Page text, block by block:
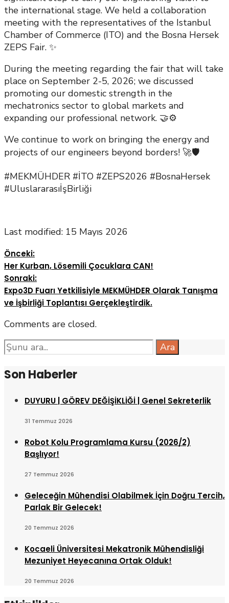
the international stage. We held a collaboration
meeting with the representatives of the Istanbul
Chamber of Commerce (ITO) and the Bosna Hersek
ZEPS Fair. ✨
During the meeting regarding the fair that will take
place on September 2-5, 2026; we discussed
promoting our domestic strength in the
mechatronics sector to global markets and
expanding our professional network. 🤝⚙️
We continue to work on bringing the energy and
projects of our engineers beyond borders! 🚀🛡️
#MEKMÜHDER #İTO #ZEPS2026 #BosnaHersek
#UluslararasıİşBirliği
Last modified: 15 Mayıs 2026
Önceki:
Her Kurban, Lösemili Çocuklara CAN!
Sonraki:
Expo3D Fuarı Yetkilisiyle MEKMÜHDER Olarak Tanışma
ve İşbirliği Toplantısı Gerçekleştirdik.
Comments are closed.
Search
for:
Ara
Son Haberler
DUYURU | GÖREV DEĞİŞİKLİĞİ | Genel Sekreterlik
31 Temmuz 2026
Robot Kolu Programlama Kursu (2026/2)
Başlıyor!
27 Temmuz 2026
Geleceğin Mühendisi Olabilmek İçin Doğru Tercih,
Parlak Bir Gelecek!
20 Temmuz 2026
Kocaeli Üniversitesi Mekatronik Mühendisliği
Mezuniyet Heyecanına Ortak Olduk!
20 Temmuz 2026